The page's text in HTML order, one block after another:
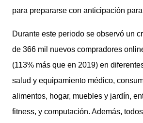
para prepararse con anticipación
Durante este periodo se observó un
de 366 mil nuevos compradores
(113% más que en 2019) en
salud y equipamiento médico,
alimentos, hogar, muebles y jardín,
fitness, y computación. Además,